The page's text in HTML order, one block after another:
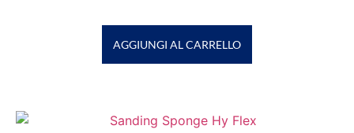
AGGIUNGI AL CARRELLO